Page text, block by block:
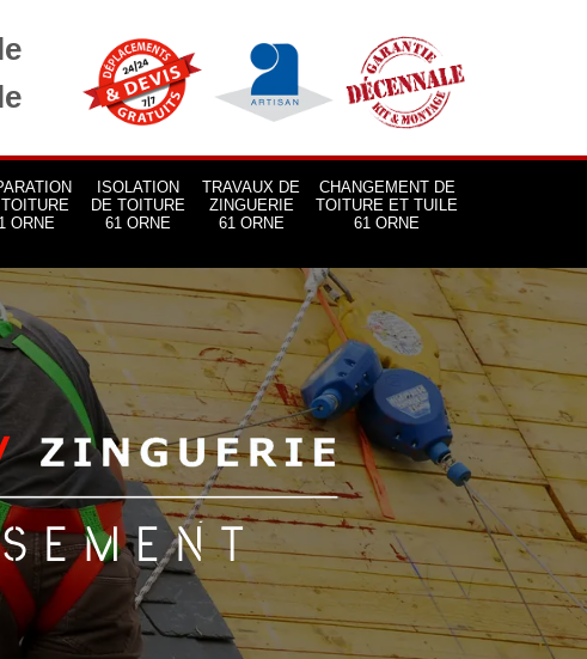
ORNE
ISOLATION
DE TOITURE
61 ORNE
TRAVAUX DE
ZINGUERIE
61 ORNE
CHANGEMENT DE
TOITURE ET TUILE
61 ORNE